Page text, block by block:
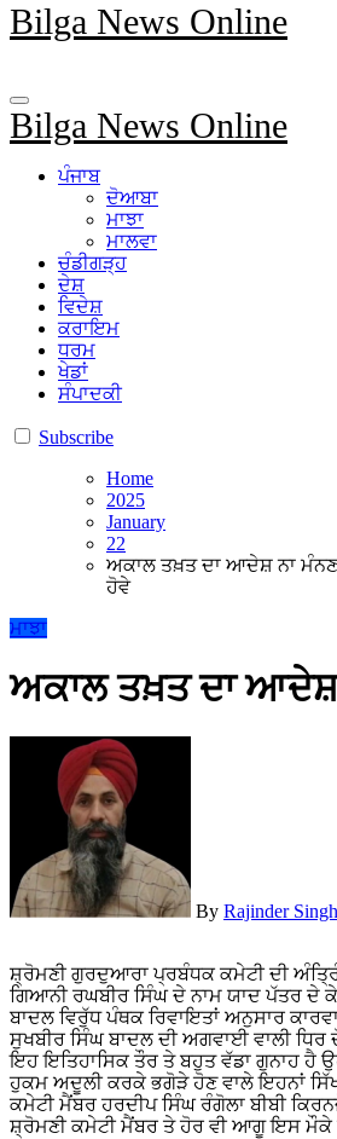
Bilga News Online
Bilga News Online
ਪੰਜਾਬ
ਦੋਆਬਾ
ਮਾਝਾ
ਮਾਲਵਾ
ਚੰਡੀਗੜ੍ਹ
ਦੇਸ਼
ਵਿਦੇਸ਼
ਕਰਾਇਮ
ਧਰਮ
ਖੇਡਾਂ
ਸੰਪਾਦਕੀ
Subscribe
Home
2025
January
22
ਅਕਾਲ ਤਖ਼ਤ ਦਾ ਆਦੇਸ਼ ਨਾ ਮੰਨਣ
ਹੋਵੇ
ਮਾਝਾ
ਅਕਾਲ ਤਖ਼ਤ ਦਾ ਆਦੇਸ਼
By Rajinder
ਸ਼੍ਰੋਮਣੀ ਗੁਰਦੁਆਰਾ ਪ੍ਰਬੰਧਕ ਕਮੇਟੀ ਦੀ ਅੰਤ੍ਰਿੰਗ ਕਮੇਟੀ ਮੈਂਬਰ ਜਸਵੰਤ ਸਿੰਘ ਪੁੜੈਣ ਅਤੇ ਹੋਰ ਮੈਂਬਰਾਂ ਵੱਲੋਂ ਅੱਜ ਜਥੇਦਾਰ ਅਕਾਲ ਤਖਤ ਸਾਹਿਬ
ਗਿਆਨੀ ਰਘਬੀਰ ਸਿੰਘ ਦੇ ਨਾਮ ਯਾਦ ਪੱਤਰ ਦੇ
ਬਾਦਲ ਵਿਰੁੱਧ ਪੰਥਕ ਰਿਵਾਇਤਾਂ ਅਨੁਸਾਰ
ਸੁਖਬੀਰ ਸਿੰਘ ਬਾਦਲ ਦੀ ਅਗਵਾਈ ਵਾਲੀ
ਇਹ ਇਤਿਹਾਸਿਕ ਤੌਰ ਤੇ ਬਹੁਤ ਵੱਡਾ ਗੁਨਾਹ ਹੈ
ਹੁਕਮ ਅਦੂਲੀ ਕਰਕੇ ਭਗੋੜੇ ਹੋਣ ਵਾਲੇ ਇਹਨਾਂ
ਕਮੇਟੀ ਮੈਂਬਰ ਹਰਦੀਪ ਸਿੰਘ ਰੰਗੋਲਾ ਬੀਬੀ
ਸ਼੍ਰੋਮਣੀ ਕਮੇਟੀ ਮੈਂਬਰ ਤੇ ਹੋਰ ਵੀ ਆਗੂ ਇਸ ਮੌਕੇ